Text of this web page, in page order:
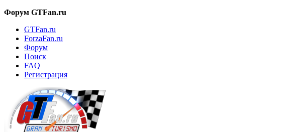
Форум GTFan.ru
GTFan.ru
ForzaFan.ru
Форум
Поиск
FAQ
Регистрация